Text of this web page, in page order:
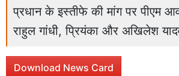
प्रधान के इस्तीफे की मांग पर पीएम
राहुल गांधी, प्रियंका और अखिलेश
Download News Card